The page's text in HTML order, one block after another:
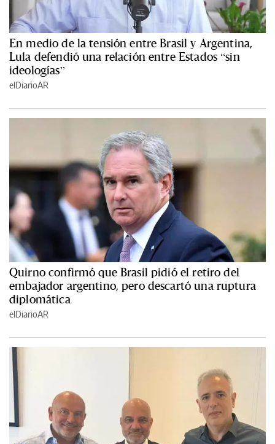
En medio de la tensión entre Brasil y Argentina,
Lula defendió una relación entre Estados “sin
ideologías”
elDiarioAR
Quirno confirmó que Brasil pidió el retiro del
embajador argentino, pero descartó una ruptura
diplomática
elDiarioAR